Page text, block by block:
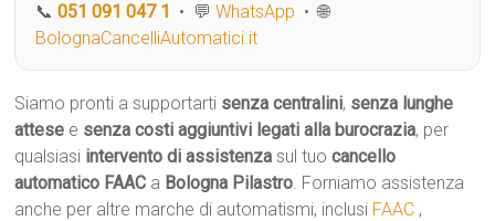
📞051 091 047 1 • 💬WhatsApp • 🌐
BolognaCancelliAutomatici.it
Siamo pronti a supportarti senza centralini, senza lunghe
attese e senza costi aggiuntivi legati alla burocrazia, per
qualsiasi intervento di assistenza sul tuocancello
automatico FAAC a Bologna Pilastro. Forniamo assistenza
anche per altre marche di automatismi, inclusi FAAC ,